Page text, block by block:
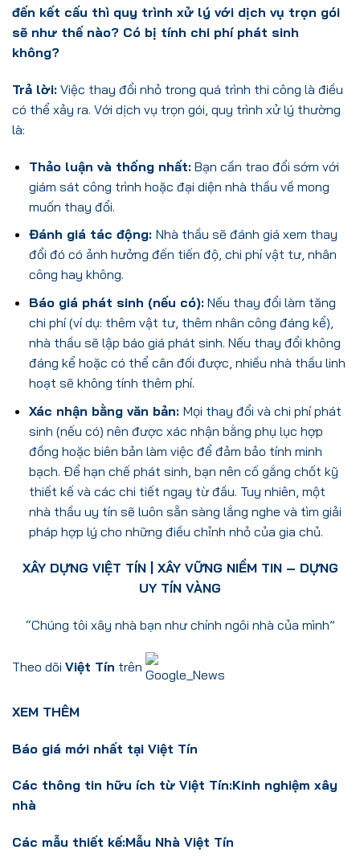
đến kết cấu thì quy trình xử lý với dịch vụ trọn gói
sẽ như thế nào? Có bị tính chi phí phát sinh
không?
Trả lời: Việc thay đổi nhỏ trong quá trình thi công là điều
có thể xảy ra. Với dịch vụ trọn gói, quy trình xử lý thường
là:
Thảo luận và thống nhất:Bạn cần trao đổi sớm với
giám sát công trình hoặc đại diện nhà thầu về mong
muốn thay đổi.
Đánh giá tác động: Nhà thầu sẽ đánh giá xem thay
đổi đó có ảnh hưởng đến tiến độ, chi phí vật tư, nhân
công hay không.
Báo giá phát sinh (nếu có):Nếu thay đổi làm tăng
chi phí (ví dụ: thêm vật tư, thêm nhân công đáng kể),
nhà thầu sẽ lập báo giá phát sinh. Nếu thay đổi không
đáng kể hoặc có thể cân đối được, nhiều nhà thầu linh
hoạt sẽ không tính thêm phí.
Xác nhận bằng văn bản: Mọi thay đổi và chi phí phát
sinh (nếu có) nên được xác nhận bằng phụ lục hợp
đồng hoặc biên bản làm việc để đảm bảo tính minh
bạch. Để hạn chế phát sinh, bạn nên cố gắng chốt kỹ
thiết kế và các chi tiết ngay từ đầu. Tuy nhiên, một
nhà thầu uy tín sẽ luôn sẵn sàng lắng nghe và tìm giải
pháp hợp lý cho những điều chỉnh nhỏ của gia chủ.
XÂY DỰNG VIỆT TÍN| XÂY VỮNG NIỀM TIN – DỰNG
UY TÍN VÀNG
“Chúng tôi xây nhà bạn như chính ngôi nhà của mình”
Theo dõi Việt Tín trên
XEM THÊM
Báo giá mới nhất tại Việt Tín
Các thông tin hữu ích từ Việt Tín:Kinh nghiệm xây
nhà
Các mẫu thiết kế:Mẫu Nhà Việt Tín